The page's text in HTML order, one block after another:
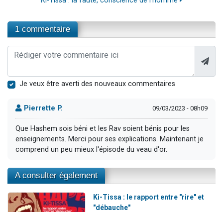
1 commentaire
Je veux être averti des nouveaux commentaires
Pierrette P. 09/03/2023 - 08h09
Que Hashem sois béni et les Rav soient bénis pour les
enseignements. Merci pour ses explications. Maintenant je
comprend un peu mieux l'épisode du veau d'or.
A consulter également
Ki-Tissa : le rapport entre "rire" et
"débauche"